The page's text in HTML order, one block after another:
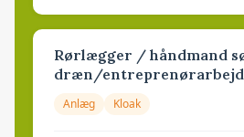
Rørlægger / håndmand
dræn/
Anlæg Kloak